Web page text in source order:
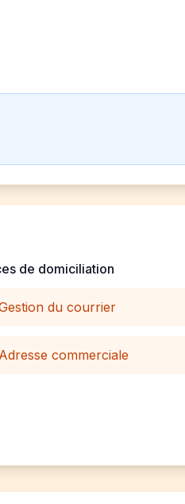
de domiciliation
du courrier
Adresse commerciale